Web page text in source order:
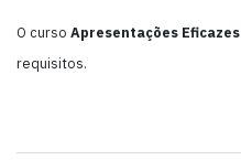
O curso Apresentações Eficazes
requisitos.